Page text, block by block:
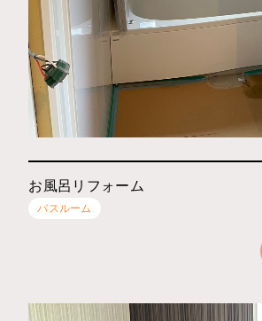
お風呂リフォーム
バスルーム